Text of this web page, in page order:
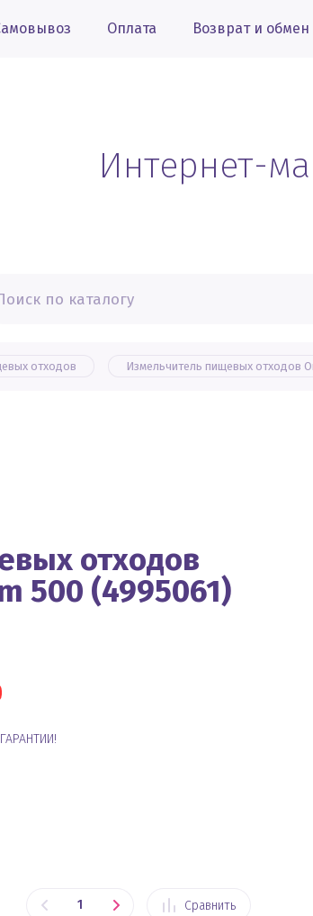
Оплата Возврат и обмен
Интернет-
отходов Измельчитель пищевых отходов
отходов
500 (4995061)
Сравнить